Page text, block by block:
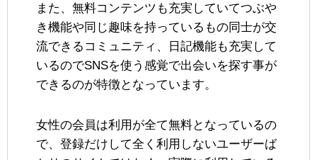
また、無料コンテンツも充実していてつぶや
き機能や同じ趣味を持っているもの同士が交
流できるコミュニティ、日記機能も充実して
いるのでSNSを使う感覚で出会いを探す事が
できるのが特徴となっています。
女性の会員は利用が全て無料となっているの
で、登録だけして全く利用しないユーザーば